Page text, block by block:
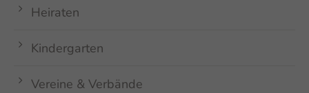
Heiraten
Kindergarten
Vereine & Verbände